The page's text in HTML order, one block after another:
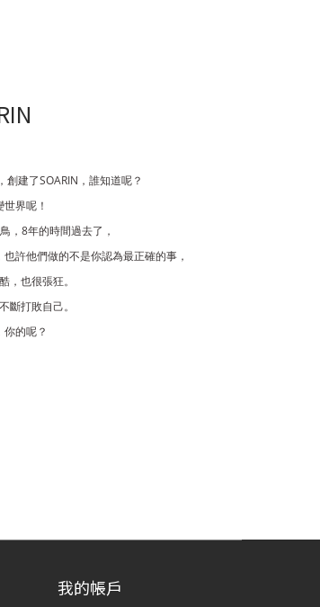
創建了SOARIN ， 誰知道呢？
界呢！
， 8年的時間過去了，
許他們做的不是你認為最正確的事，
，也很張狂。
斷打敗自己。
的呢？
我的帳戶